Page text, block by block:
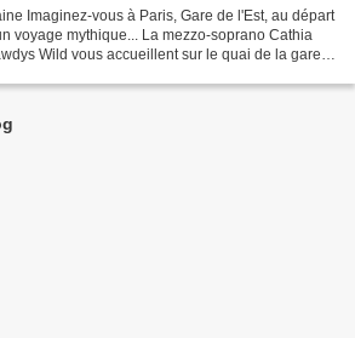
Imaginez-vous à Paris, Gare de l'Est, au départ
voyage mythique... La mezzo-soprano Cathia
Wild vous accueillent sur le quai de la gare ...